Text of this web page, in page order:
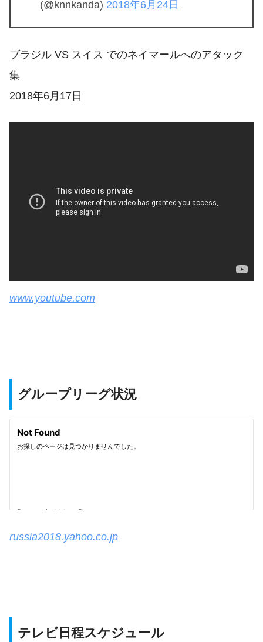
(@knnkanda) 2018年6月24日
ブラジル VS スイス でのネイマールへのアタック
集
2018年6月17日
www.youtube.com
グループリーグ状況
russia2018.yahoo.co.jp
テレビ日程スケジュール